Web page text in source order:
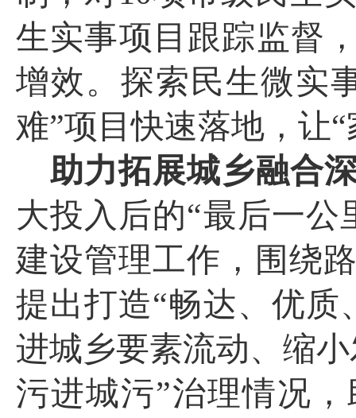
生实事项目跟踪监督
增效。探索民生微实
难”项目快速落地，让
助力拓展城乡融合
大投入后的“最后一
建设管理工作，围绕
提出打造“畅达、优质
进城乡要素流动、缩
污进城污”治理情况